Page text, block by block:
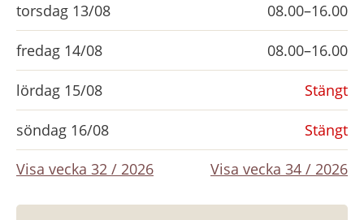
torsdag 13/08 08.00–16.00
fredag 14/08 08.00–16.00
lördag 15/08 Stängt
söndag 16/08
Stängt
Visa vecka 32 / 2026
Visa vecka 34 / 2026